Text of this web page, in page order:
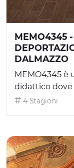
MEMO4345
DALMAZZO
MEMO4345 è
didattico dove
4 Stagioni